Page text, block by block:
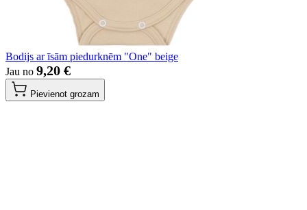
Bodijs ar īsām piedurknēm "One" beige
Jau no 9,20 €
Pievienot grozam